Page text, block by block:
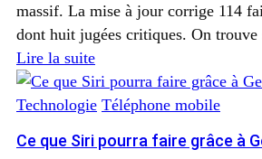
massif. La mise à jour corrige 114
dont huit jugées critiques. On trouve
Lire la suite
Technologie Téléphone mobile
Ce que Siri pourra faire grâce à